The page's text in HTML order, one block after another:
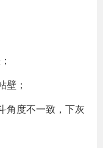
壁；
角度不一致，下灰